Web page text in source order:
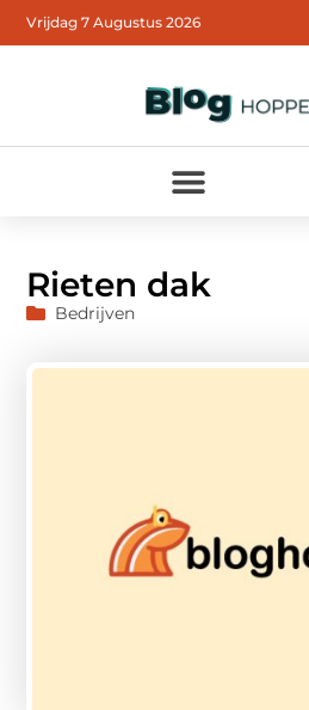
Vrijdag 7 Augustus 2026
Rieten dak
Bedrijven